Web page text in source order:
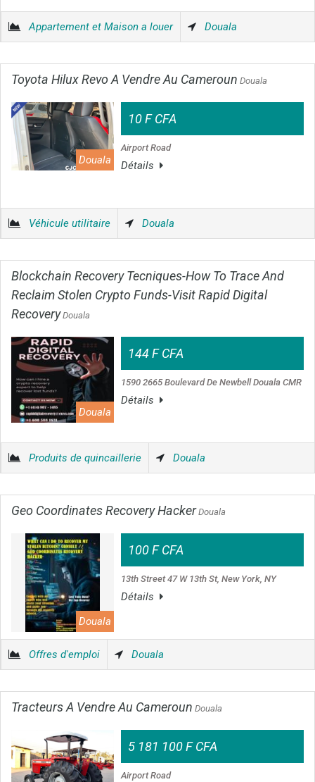
Appartement et Maison a louer Douala
Toyota Hilux Revo A Vendre Au Cameroun Douala
Douala
10 F CFA
Airport Road
Détails
Véhicule utilitaire Douala
Blockchain Recovery Tecniques-How To Trace And
Reclaim Stolen Crypto Funds-Visit Rapid Digital
RecoveryDouala
Douala
144 F CFA
1590 2665 Boulevard De Newbell Douala CMR
Détails
Produits de quincaillerie Douala
Geo Coordinates Recovery HackerDouala
Douala
100 F CFA
13th Street 47 W 13th St, New York, NY
Détails
Offres d'emploi Douala
Tracteurs A Vendre Au Cameroun Douala
5 181 100 F CFA
Airport Road